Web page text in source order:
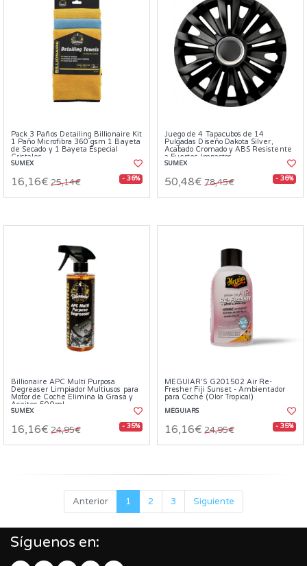
Pack 3 Paños Detailing Billionaire Kit
1 Paño Microfibra 360 gsm 1 Bayeta
de Secado y 1 Bayeta Especial
Cristales
SUMEX
16,16€ 25,14€ - 36%
Juego de 4 Tapacubos de 14
Pulgadas Diseño Dakota Silver,
Acabado Cromado y ABS Resistente
a Fuertes Impactos
SUMEX
50,48€ 78,45€ - 36%
Billionaire APC Multi Purposa
Degreaser Limpiador Multiusos para
Motor de Coche Elimina la Grasa y
Aceites 500ml
SUMEX
16,16€ 24,95€ - 35%
MEGUIAR'S G201502 Air Re-
Fresher Fiji Sunset - Ambientador
para Coche (Olor Tropical)
MEGUIARS
16,16€ 24,95€ - 35%
Anterior 1 2 3 Siguiente
Síguenos en: